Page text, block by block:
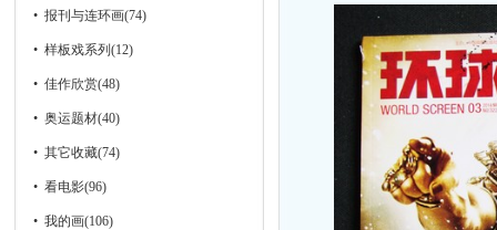
• 报刊与连环画(74)
• 样板戏系列 (12)
• 佳作欣赏(48)
• 奥运题材(40)
• 其它收藏(74)
• 看电影(96)
• 我的画(106)